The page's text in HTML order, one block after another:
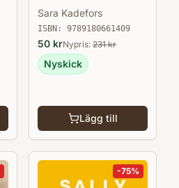
Sara Kadefors
ISBN: 9789180661409
50 krNypris: 231kr
Nyskick
Lägg till
-75%